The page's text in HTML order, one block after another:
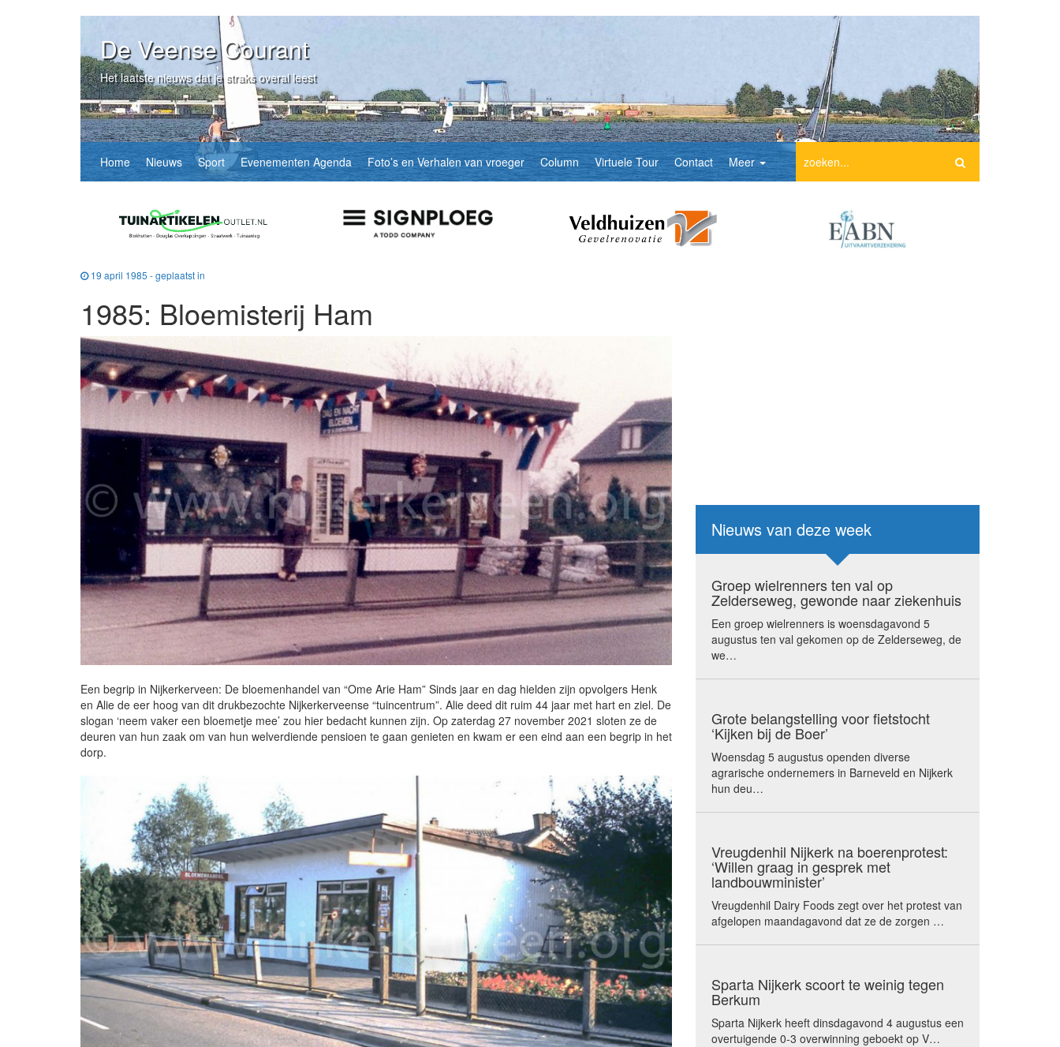
De Veense Courant
Het laatste nieuws dat je straks overal leest
Home Nieuws Sport Evenementen Agenda Foto’s en Verhalen van vroeger Column Virtuele Tour Contact Meer
19 april 1985 - geplaatst in
1985: Bloemisterij Ham
Een begrip in Nijkerkerveen: De bloemenhandel van “Ome Arie Ham” Sinds jaar en dag hielden zijn opvolgers Henk
en Alie de eer hoog van dit drukbezochte Nijkerkerveense “tuincentrum”. Alie deed dit ruim 44 jaar met hart en ziel. De
slogan ‘neem vaker een bloemetje mee’ zou hier bedacht kunnen zijn. Op zaterdag 27 november 2021 sloten ze de
deuren van hun zaak om van hun welverdiende pensioen te gaan genieten en kwam er een eind aan een begrip in het
dorp.
Nieuws van deze week
Groep wielrenners ten val op
Zelderseweg, gewonde naar ziekenhuis
Een groep wielrenners is woensdagavond 5
augustus ten val gekomen op de Zelderseweg, de
we…
Grote belangstelling voor fietstocht
‘Kijken bij de Boer’
Woensdag 5 augustus openden diverse
agrarische ondernemers in Barneveld en Nijkerk
hun deu…
Vreugdenhil Nijkerk na boerenprotest:
‘Willen graag in gesprek met
landbouwminister’
Vreugdenhil Dairy Foods zegt over het protest van
afgelopen maandagavond dat ze de zorgen …
Sparta Nijkerk scoort te weinig tegen
Berkum
Sparta Nijkerk heeft dinsdagavond 4 augustus een
overtuigende 0-3 overwinning geboekt op V…